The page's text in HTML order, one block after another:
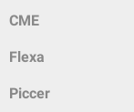
CME
Flexa
Piccer